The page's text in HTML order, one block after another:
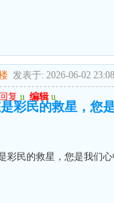
发表于: 2026-06-02 23:08
回复 u 编辑 u
彩民的救星，您
彩民的救星，您是我们